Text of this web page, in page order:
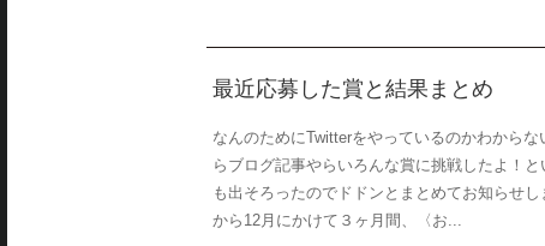
最近応募した賞と結果まとめ
なんのためにTwitterをやっているのかわから
らブログ記事やらいろんな賞に挑戦したよ！
も出そろったのでドドンとまとめてお知らせ
から12月にかけて３ヶ月間、〈お...